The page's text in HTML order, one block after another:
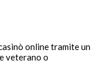
online tramite un
veterano o